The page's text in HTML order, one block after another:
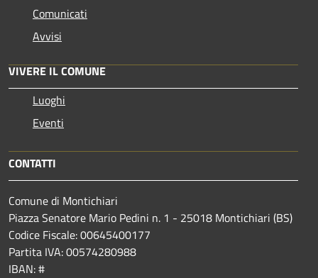
Comunicati
Avvisi
VIVERE IL COMUNE
Luoghi
Eventi
CONTATTI
Comune di Montichiari
Piazza Senatore Mario Pedini n. 1 - 25018 Montichiari (BS)
Codice Fiscale: 00645400177
Partita IVA: 00574280988
IBAN: #